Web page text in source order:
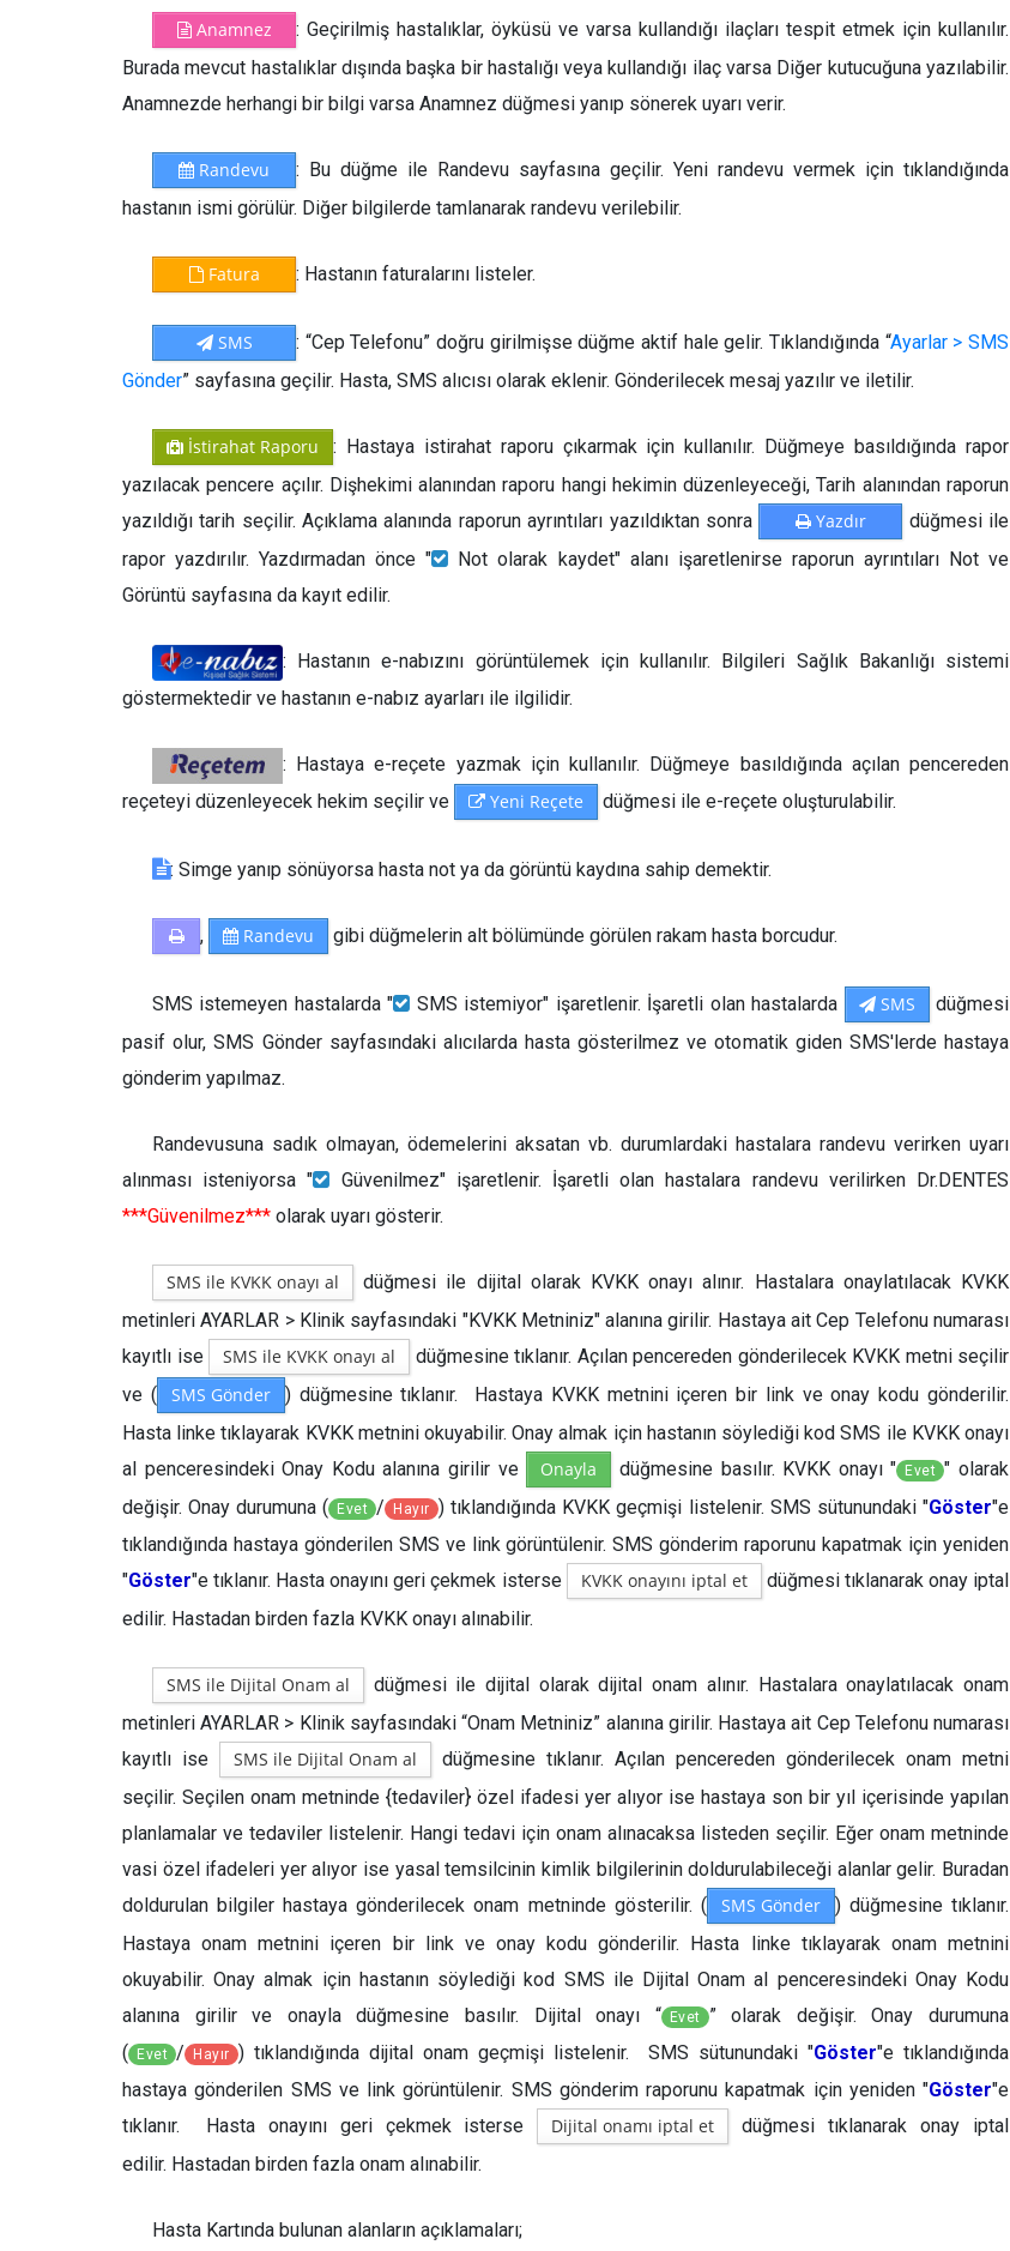
Anamnez
: Geçirilmiş hastalıklar, öyküsü ve varsa kullandığı ilaçları tespit etmek için kullanılır.
Burada mevcut hastalıklar dışında başka bir hastalığı veya kullandığı ilaç varsa Diğer kutucuğuna yazılabilir.
Anamnezde herhangi bir bilgi varsa Anamnez düğmesi yanıp sönerek uyarı verir.
Randevu
: Bu düğme ile Randevu sayfasına geçilir. Yeni randevu vermek için tıklandığında
hastanın ismi görülür. Diğer bilgilerde tamlanarak randevu verilebilir.
Fatura : Hastanın faturalarını listeler.
SMS : “Cep Telefonu” doğru girilmişse düğme aktif hale gelir. Tıklandığında “Ayarlar > SMS
Gönder” sayfasına geçilir. Hasta, SMS alıcısı olarak eklenir. Gönderilecek mesaj yazılır ve iletilir.
İstirahat Raporu
: Hastaya istirahat raporu çıkarmak için kullanılır. Düğmeye basıldığında rapor
yazılacak pencere açılır. Dişhekimi alanından raporu hangi hekimin düzenleyeceği, Tarih alanından raporun
yazıldığı tarih seçilir. Açıklama alanında raporun ayrıntıları yazıldıktan sonra
Yazdır
düğmesi ile
rapor yazdırılır. Yazdırmadan önce "
Not olarak kaydet" alanı işaretlenirse raporun ayrıntıları Not ve
Görüntü sayfasına da kayıt edilir.
: Hastanın e-nabızını görüntülemek için kullanılır. Bilgileri Sağlık Bakanlığı sistemi
göstermektedir ve hastanın e-nabız ayarları ile ilgilidir.
: Hastaya e-reçete yazmak için kullanılır. Düğmeye basıldığında açılan pencereden
reçeteyi düzenleyecek hekim seçilir ve
Yeni Reçete düğmesi ile e-reçete oluşturulabilir.
: Simge yanıp sönüyorsa hasta not ya da görüntü kaydına sahip demektir.
, Randevu gibi düğmelerin alt bölümünde görülen rakam hasta borcudur.
SMS istemeyen hastalarda " SMS istemiyor" işaretlenir. İşaretli olan hastalarda SMS
düğmesi
pasif olur, SMS Gönder sayfasındaki alıcılarda hasta gösterilmez ve otomatik giden SMS'lerde hastaya
gönderim yapılmaz.
Randevusuna sadık olmayan, ödemelerini aksatan vb. durumlardaki hastalara randevu verirken uyarı
alınması isteniyorsa "
Güvenilmez" işaretlenir. İşaretli olan hastalara randevu verilirken Dr.DENTES
***Güvenilmez*** olarak uyarı gösterir.
SMS ile KVKK onayı al
düğmesi ile dijital olarak KVKK onayı alınır. Hastalara onaylatılacak KVKK
metinleri AYARLAR > Klinik sayfasındaki "KVKK Metniniz" alanına girilir. Hastaya ait Cep Telefonu numarası
kayıtlı ise
SMS ile KVKK onayı al
düğmesine tıklanır. Açılan pencereden gönderilecek KVKK metni seçilir
ve (
SMS Gönder
) düğmesine tıklanır. Hastaya KVKK metnini içeren bir link ve onay kodu gönderilir.
Hasta linke tıklayarak KVKK metnini okuyabilir. Onay almak için hastanın söylediği kod SMS ile KVKK onayı
al penceresindeki Onay Kodu alanına girilir ve
Onayla düğmesine basılır. KVKK onayı " Evet " olarak
değişir. Onay durumuna ( Evet / Hayır ) tıklandığında KVKK geçmişi listelenir. SMS sütunundaki "Göster"e
tıklandığında hastaya gönderilen SMS ve link görüntülenir. SMS gönderim raporunu kapatmak için yeniden
"Göster"e tıklanır. Hasta onayını geri çekmek isterse KVKK onayını iptal et
düğmesi tıklanarak onay iptal
edilir. Hastadan birden fazla KVKK onayı alınabilir.
SMS ile Dijital Onam al
düğmesi ile dijital olarak dijital onam alınır. Hastalara onaylatılacak onam
metinleri AYARLAR > Klinik sayfasındaki “Onam Metniniz” alanına girilir. Hastaya ait Cep Telefonu numarası
kayıtlı ise
SMS ile Dijital Onam al
düğmesine tıklanır. Açılan pencereden gönderilecek onam metni
seçilir. Seçilen onam metninde {tedaviler} özel ifadesi yer alıyor ise hastaya son bir yıl içerisinde yapılan
planlamalar ve tedaviler listelenir. Hangi tedavi için onam alınacaksa listeden seçilir. Eğer onam metninde
vasi özel ifadeleri yer alıyor ise yasal temsilcinin kimlik bilgilerinin doldurulabileceği alanlar gelir. Buradan
doldurulan bilgiler hastaya gönderilecek onam metninde gösterilir. (
SMS Gönder
) düğmesine tıklanır.
Hastaya onam metnini içeren bir link ve onay kodu gönderilir. Hasta linke tıklayarak onam metnini
okuyabilir. Onay almak için hastanın söylediği kod SMS ile Dijital Onam al penceresindeki Onay Kodu
alanına girilir ve onayla düğmesine basılır. Dijital onayı “ Evet
” olarak değişir. Onay durumuna
( Evet / Hayır ) tıklandığında dijital onam geçmişi listelenir. SMS sütunundaki "Göster"e tıklandığında
hastaya gönderilen SMS ve link görüntülenir. SMS gönderim raporunu kapatmak için yeniden "Göster"e
tıklanır. Hasta onayını geri çekmek isterse
Dijital onamı iptal et
düğmesi tıklanarak onay iptal
edilir. Hastadan birden fazla onam alınabilir.
Hasta Kartında bulunan alanların açıklamaları;